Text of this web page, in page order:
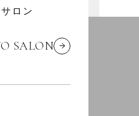
ロン
SALON